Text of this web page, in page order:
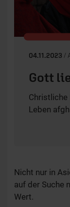
04.11.2023 /
Gott
Christliche
Leben
Nicht nur in
auf der Suche
Wert.